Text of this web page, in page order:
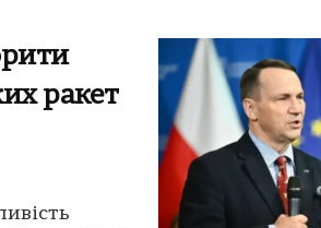
ракет